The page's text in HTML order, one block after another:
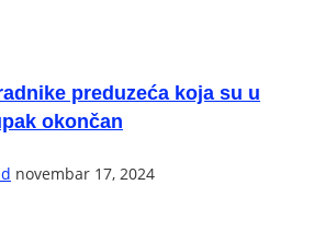
preduzeća koja su u
okončan
novembar 17, 2024